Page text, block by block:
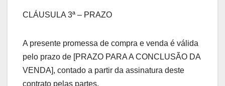
CLÁUSULA 3ª – PRAZO
A presente promessa de compra e venda é válida
pelo prazo de [PRAZO PARA A CONCLUSÃO DA
VENDA], contado a partir da assinatura deste
contrato pelas partes.